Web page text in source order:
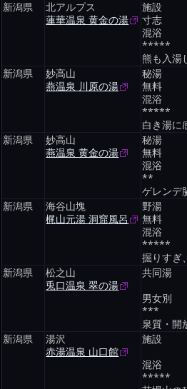
新潟県
北アルプス
蓮華温泉 黄金の湯
施設
寸志
混浴
*****
熊も入湯
新潟県
妙高山
燕温泉 川原の湯
秘湯
無料
混浴
*****
白き湯に
新潟県
妙高山
燕温泉 黄金の湯
秘湯
無料
混浴
**
ゲレンデ
新潟県
海谷山塊
梶山元湯 洞窟風呂
野湯
無料
混浴
*****
掘りすぎ
新潟県
松之山
兎口温泉 翠の湯
共同湯
男女別
***
泉質・開
新潟県
湯沢
赤湯温泉 山口館
施設
混浴
*****